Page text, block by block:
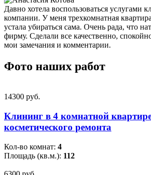
Давно хотела воспользоваться услугами
компании. У меня трехкомнатная
устала убираться сама. Очень рада, что
фирму. Сделали все качественно,
мои замечания и комментарии.
Фото наших работ
14300 pуб.
Клининг в 4 комнатной
косметического ремонта
Кол-во комнат: 4
Площадь (кв.м.): 112